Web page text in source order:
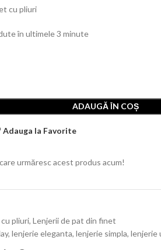
cu pliuri
în ultimele 3 minute
ADAUGĂ ÎN COȘ
Adauga la Favorite
urmăresc acest produs acum!
pliuri, Lenjerii de pat din finet
, lenjerie eleganta, lenjerie simpla, lenjerie